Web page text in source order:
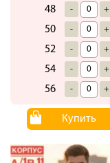
48 - +
50 - +
52 - +
54 - +
56 - +
Купить